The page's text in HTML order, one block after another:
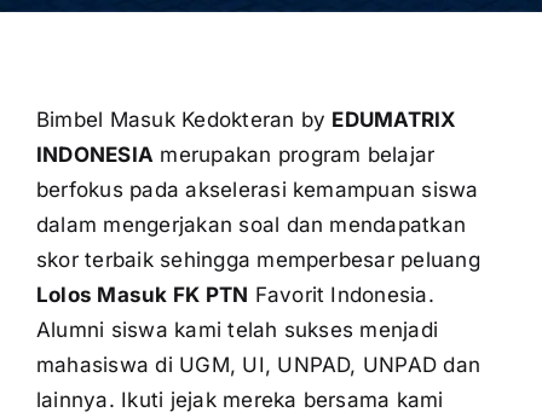
CONTACT US
Bimbel Masuk Kedokteran by EDUMATRIX
INDONESIA merupakan program belajar
berfokus pada akselerasi kemampuan siswa
dalam mengerjakan soal dan mendapatkan
skor terbaik sehingga memperbesar peluang
Lolos Masuk FK PTN Favorit Indonesia.
Alumni siswa kami telah sukses menjadi
mahasiswa di UGM, UI, UNPAD, UNPAD dan
lainnya. Ikuti jejak mereka bersama kami